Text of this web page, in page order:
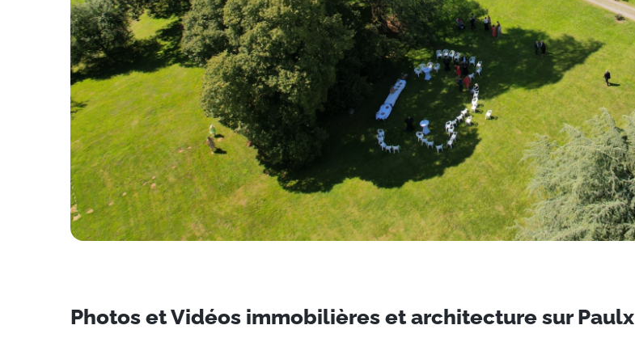
Photos et Vidéos immobilières et architecture sur Paulx